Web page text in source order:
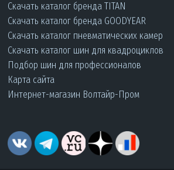
Скачать каталог бренда TITAN
Скачать каталог бренда GOODYEAR
Скачать каталог пневматических камер
Скачать каталог шин для квадроциклов
Подбор шин для профессионалов
Карта сайта
Интернет-магазин Волтайр-Пром